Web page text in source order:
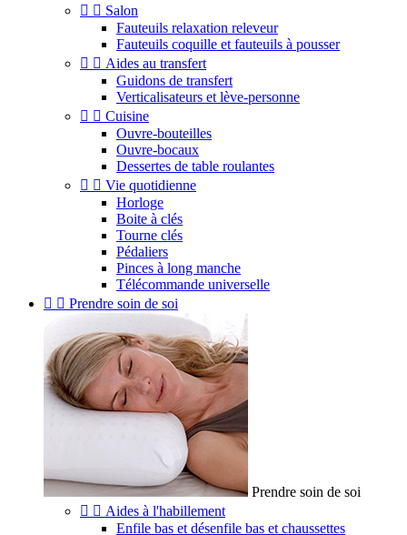
  Salon
Fauteuils relaxation releveur
Fauteuils coquille et fauteuils à pousser
  Aides au transfert
Guidons de transfert
Verticalisateurs et lève-personne
  Cuisine
Ouvre-bouteilles
Ouvre-bocaux
Dessertes de table roulantes
  Vie quotidienne
Horloge
Boite à clés
Tourne clés
Pédaliers
Pinces à long manche
Télécommande universelle
  Prendre soin de soi
Prendre soin de soi
  Aides à l'habillement
Enfile bas et désenfile bas et chaussettes